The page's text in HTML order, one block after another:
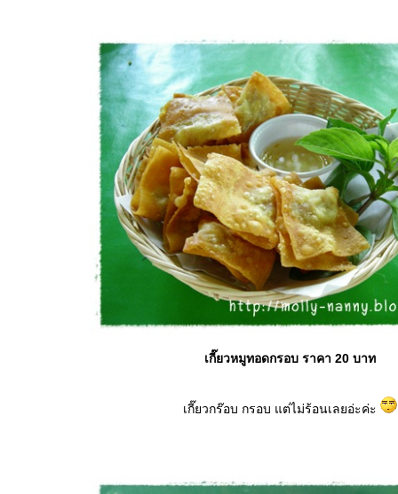
เกี๊ยวหมูทอดกรอบ ราคา 20 บาท
เกี๊ยวกร๊อบ กรอบ แต่ไม่ร้อนเลยอ่ะค่ะ